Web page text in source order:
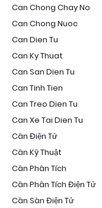
Can Chong Chay No
Can Chong Nuoc
Can Dien Tu
Can Ky Thuat
Can San Dien Tu
Can Tinh Tien
Can Treo Dien Tu
Can Xe Tai Dien Tu
Cân Điện Tử
Cân Kỹ Thuật
Cân Phân Tích
Cân Phân Tích Điện Tử
Cân Sàn Điện Tử